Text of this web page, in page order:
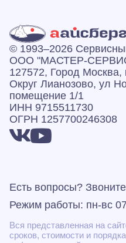
© 1993–2026
ООО "МАСТЕР-
127572, Город Москва,
Округ Лианозово, ул
помещение 1/1
ИНН 9715511730
ОГРН 1257700246308
Есть вопросы?
Режим работы: пн-вс
Вся представленная на
сроков, стоимости и